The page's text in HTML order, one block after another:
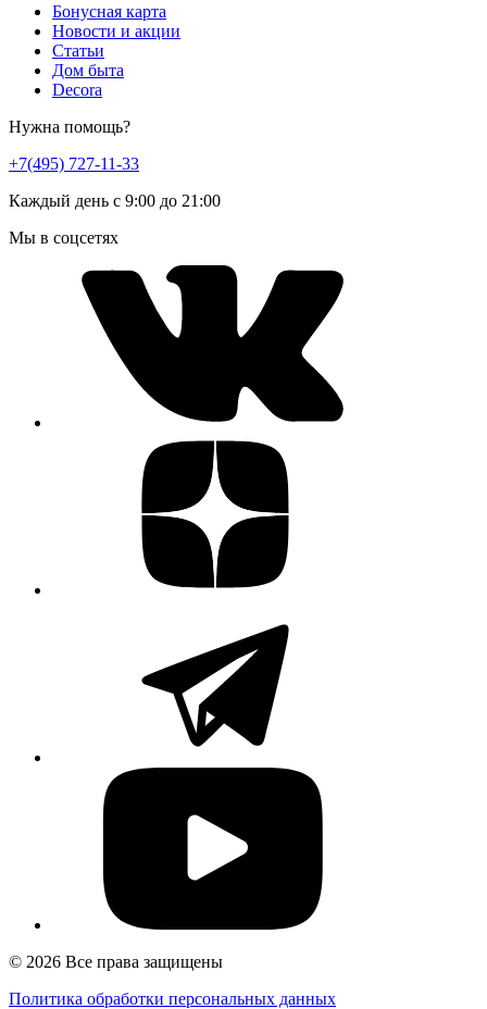
Бонусная карта
Новости и акции
Статьи
Дом быта
Decora
Нужна помощь?
+7(495) 727-11-33
Каждый день с 9:00 до 21:00
Мы в соцсетях
© 2026 Все права защищены
Политика обработки персональных данных